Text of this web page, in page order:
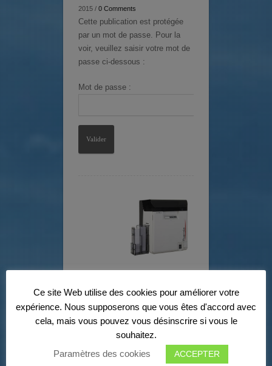
2015 / 0 Comments
Cette publication est protégée
par un mot de passe. Pour la
voir, veuillez saisir votre mot de
passe ci-dessous :
Mot de passe :
Imprimante
Retransfert pour
des cartes haute
définition
Ce site Web utilise des cookies pour améliorer votre
expérience. Nous supposerons que vous êtes d'accord avec
cela, mais vous pouvez vous désinscrire si vous le
souhaitez.
Paramètres des cookies
ACCEPTER